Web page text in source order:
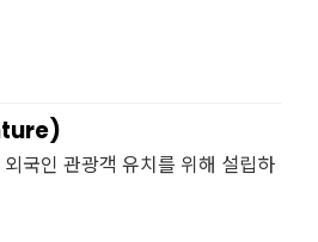
국인 관광객 유치를 위해 설립하